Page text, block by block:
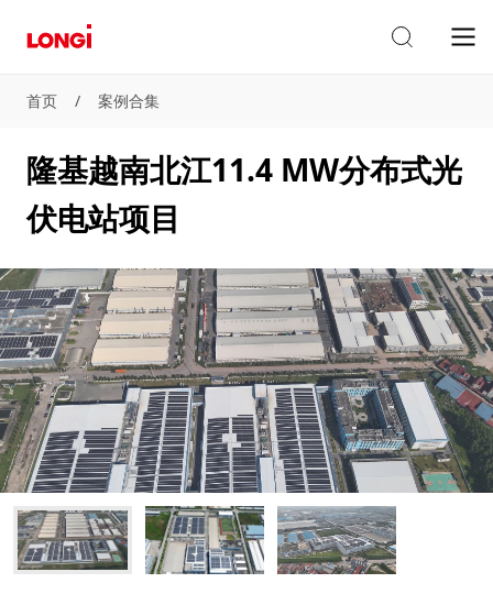
首页 / 案例合集
隆基越南北江11.4 MW分布式光
伏电站项目